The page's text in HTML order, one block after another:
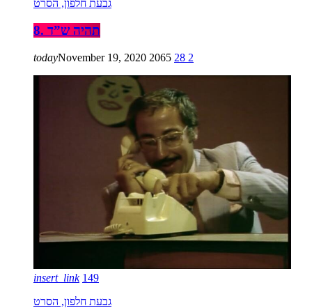
גבעת חלפון, הסרט
8. תהיה ש”ד
todayNovember 19, 2020 2065 28 2
insert_link 149
גבעת חלפון, הסרט